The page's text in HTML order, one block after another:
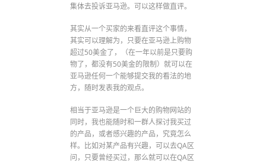
集体去投诉亚马逊。可以这样做直评。
其实从一个买家的来看直评这个事情，
其实可以理解为，只要在亚马逊上购物
超过50美金了，（在一年以前是只要购
物了，都没有50美金的限制）就可以在
亚马逊任何一个能够提交我的看法的地
方，随时发表我的观点。
相当于亚马逊是一个巨大的购物网站的
同时，我也能随时和一群人探讨我买过
的产品，或者感兴趣的产品，究竟怎么
样。比如对某产品有兴趣，可以去QA区
问，只要曾经买过，那么就可以在QA区